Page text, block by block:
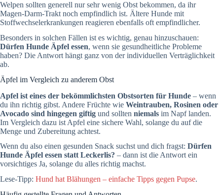
Welpen sollten generell nur sehr wenig Obst bekommen, da ihr
Magen-Darm-Trakt noch empfindlich ist. Ältere Hunde mit
Stoffwechselerkrankungen reagieren ebenfalls oft empfindlicher.
Besonders in solchen Fällen ist es wichtig, genau hinzuschauen:
Dürfen Hunde Äpfel essen, wenn sie gesundheitliche Probleme
haben? Die Antwort hängt ganz von der individuellen Verträglichkeit
ab.
Äpfel im Vergleich zu anderem Obst
Apfel ist eines der bekömmlichsten Obstsorten für Hunde – wenn
du ihn richtig gibst. Andere Früchte wie Weintrauben, Rosinen oder
Avocado sind hingegen giftig und sollten niemals im Napf landen.
Im Vergleich dazu ist Apfel eine sichere Wahl, solange du auf die
Menge und Zubereitung achtest.
Wenn du also einen gesunden Snack suchst und dich fragst: Dürfen
Hunde Äpfel essen statt Leckerlis? – dann ist die Antwort ein
vorsichtiges Ja, solange du alles richtig machst.
Lese-Tipp: Hund hat Blähungen – einfache Tipps gegen Pupse.